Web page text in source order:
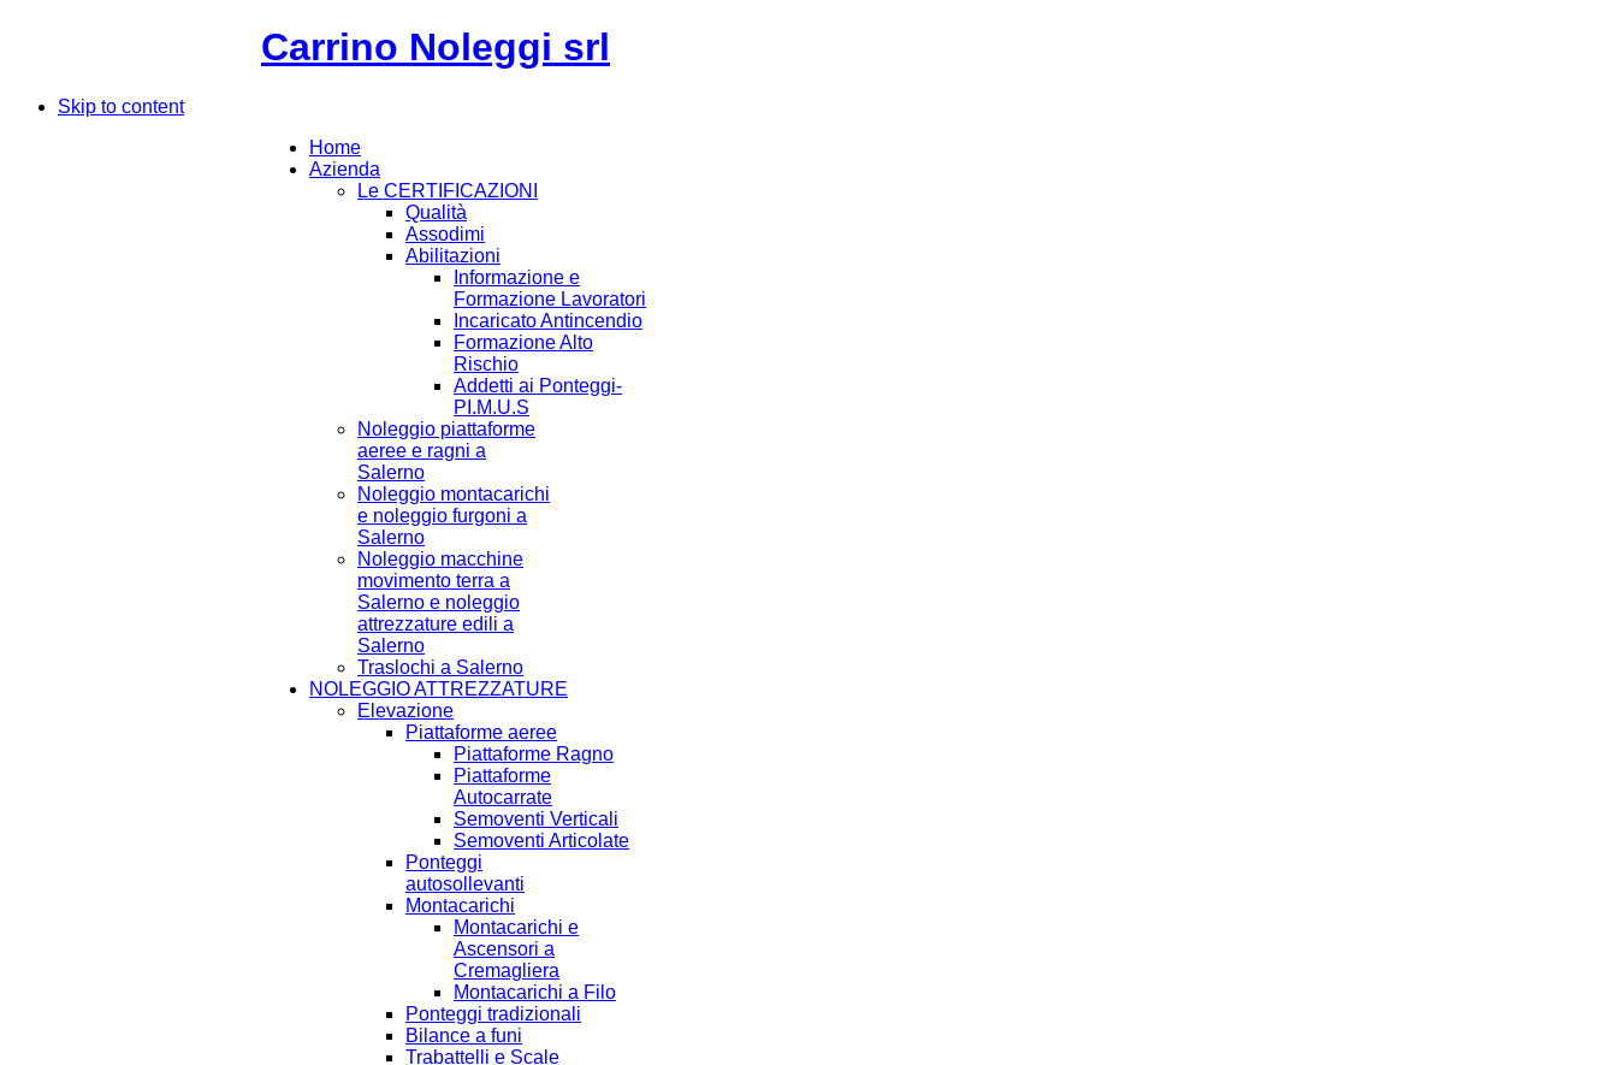
Carrino Noleggi srl
Skip to content
Home
Azienda
Le CERTIFICAZIONI
Qualità
Assodimi
Abilitazioni
Informazione e
Formazione Lavoratori
Incaricato Antincendio
Formazione Alto
Rischio
Addetti ai Ponteggi-
PI.M.U.S
Noleggio piattaforme
aeree e ragni a
Salerno
Noleggio montacarichi
e noleggio furgoni a
Salerno
Noleggio macchine
movimento terra a
Salerno e noleggio
attrezzature edili a
Salerno
Traslochi a Salerno
NOLEGGIO ATTREZZATURE
Elevazione
Piattaforme aeree
Piattaforme Ragno
Piattaforme
Autocarrate
Semoventi Verticali
Semoventi Articolate
Ponteggi
autosollevanti
Montacarichi
Montacarichi e
Ascensori a
Cremagliera
Montacarichi a Filo
Ponteggi tradizionali
Bilance a funi
Trabattelli e Scale